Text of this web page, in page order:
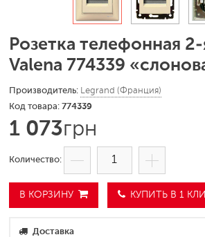
Розетка телефонная
Valena 774339
Доставка
Legrand (Франция)
774339
1 073грн
В КОРЗИНУ КУПИТЬ В 1